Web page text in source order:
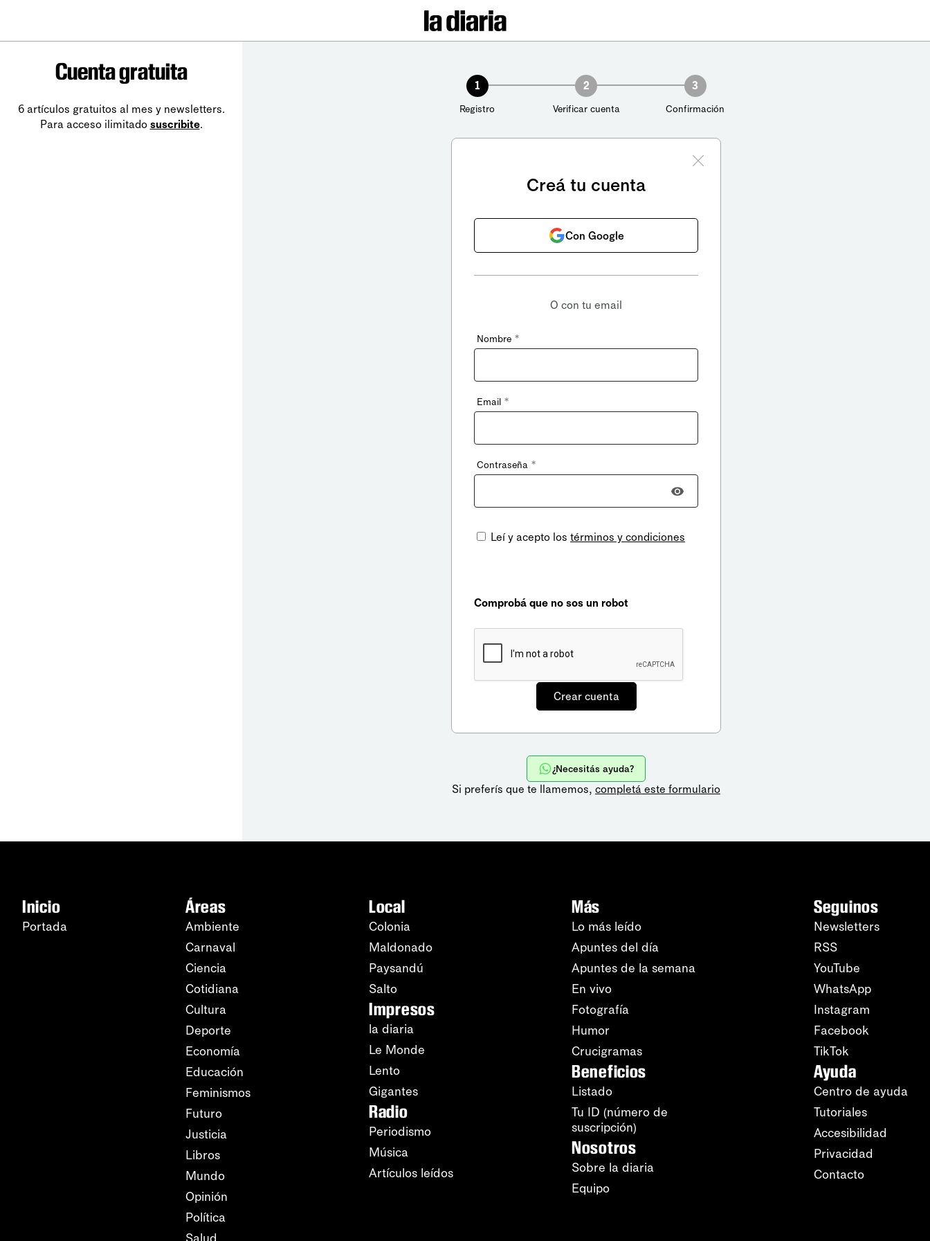
Cuenta gratuita
6 artículos gratuitos al mes y newsletters.
Para acceso ilimitado suscribite.
1
Registro
2
Verificar cuenta
3
Confirmación
Creá tu cuenta
Con Google
O con tu email
Nombre *
Email *
Contraseña *
Leí y acepto los términos y condiciones
Comprobá que no sos un robot
¿Necesitás ayuda?
Si preferís que te llamemos, completá este formulario
Inicio
Portada
Áreas
Ambiente
Carnaval
Ciencia
Cotidiana
Cultura
Deporte
Economía
Educación
Feminismos
Futuro
Justicia
Libros
Mundo
Opinión
Política
Local
Colonia
Maldonado
Paysandú
Salto
Impresos
la diaria
Le Monde
Lento
Gigantes
Radio
Periodismo
Música
Artículos leídos
Más
Lo más leído
Apuntes del día
Apuntes de la semana
En vivo
Fotografía
Humor
Crucigramas
Beneficios
Listado
Tu ID (número de
suscripción)
Nosotros
Sobre la diaria
Equipo
Seguinos
Newsletters
RSS
YouTube
WhatsApp
Instagram
Facebook
TikTok
Ayuda
Centro de ayuda
Tutoriales
Accesibilidad
Privacidad
Contacto